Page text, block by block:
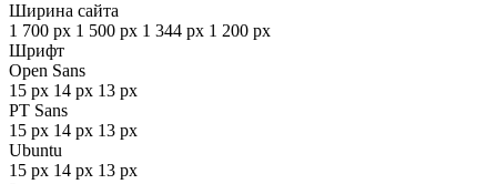
Ширина сайта
1 700 px 1 500 px 1 344 px 1 200 px
Шрифт
Open Sans
15 px 14 px 13 px
PT Sans
15 px 14 px 13 px
Ubuntu
15 px 14 px 13 px